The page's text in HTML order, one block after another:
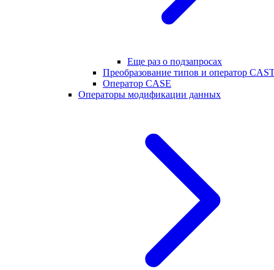
Еще раз о подзапросах
Преобразование типов и оператор
Оператор CASE
Операторы модификации данных